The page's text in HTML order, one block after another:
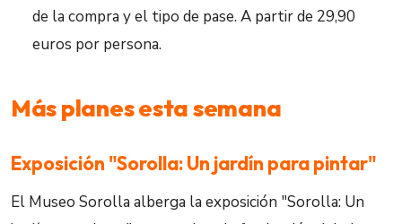
de la compra y el tipo de pase. A partir de 29,90
euros por persona.
Más planes esta semana
Exposición "Sorolla: Un jardín para pintar"
El Museo Sorolla alberga la exposición "Sorolla: Un